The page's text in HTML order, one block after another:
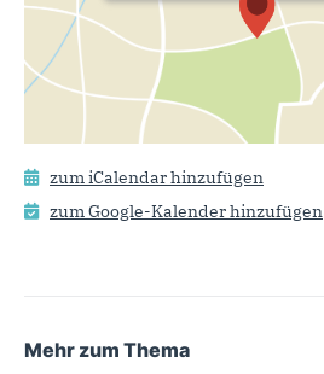
zum iCalendar hinzufügen
zum Google-Kalender hinzufügen
Mehr zum Thema